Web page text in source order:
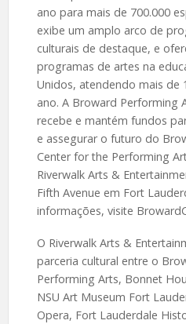
ano para mais de 700.000
exibe um amplo arco de
culturais de destaque, e
programas de artes na
Unidos, atendendo mais de
ano. A Broward Performing
recebe e mantém fundos
e assegurar o futuro do
Center for the Performing
Riverwalk Arts &
Fifth Avenue em Fort
informações, visite
O Riverwalk Arts &
parceria cultural entre o
Performing Arts, Bonnet
NSU Art Museum Fort
Opera, Fort Lauderdale